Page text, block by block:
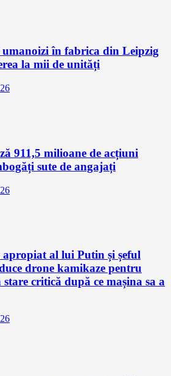
în fabrica din Leipzig
la mii de unități
911,5 milioane de acțiuni
sute de angajați
al lui Putin și șeful
drone kamikaze pentru
critică după ce mașina sa a